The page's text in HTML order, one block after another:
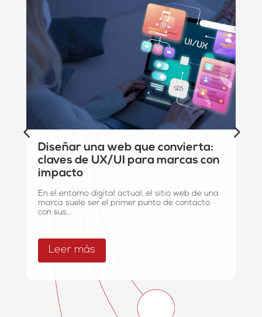
Diseñar una web que convierta:
claves de UX/UI para marcas con
impacto
En el entorno digital actual, el sitio web de una
marca suele ser el primer punto de contacto
con sus…
Leer más